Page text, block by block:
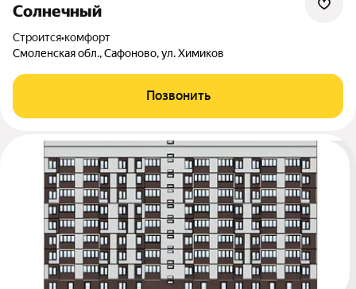
Солнечный
Строится•комфорт
Смоленская обл., Сафоново, ул. Химиков
Позвонить